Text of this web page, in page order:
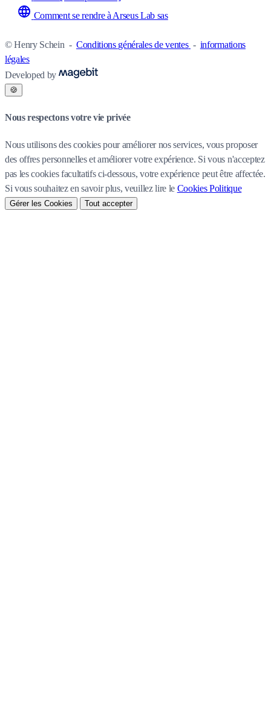
Comment se rendre à Arseus Lab sas
© Henry Schein - Conditions générales de ventes - informations
légales
Developed by
🍪
Nous respectons votre vie privée
Nous utilisons des cookies pour améliorer nos services, vous proposer
des offres personnelles et améliorer votre expérience. Si vous n'acceptez
pas les cookies facultatifs ci-dessous, votre expérience peut être affectée.
Si vous souhaitez en savoir plus, veuillez lire le Cookies Politique
Gérer les Cookies Tout accepter